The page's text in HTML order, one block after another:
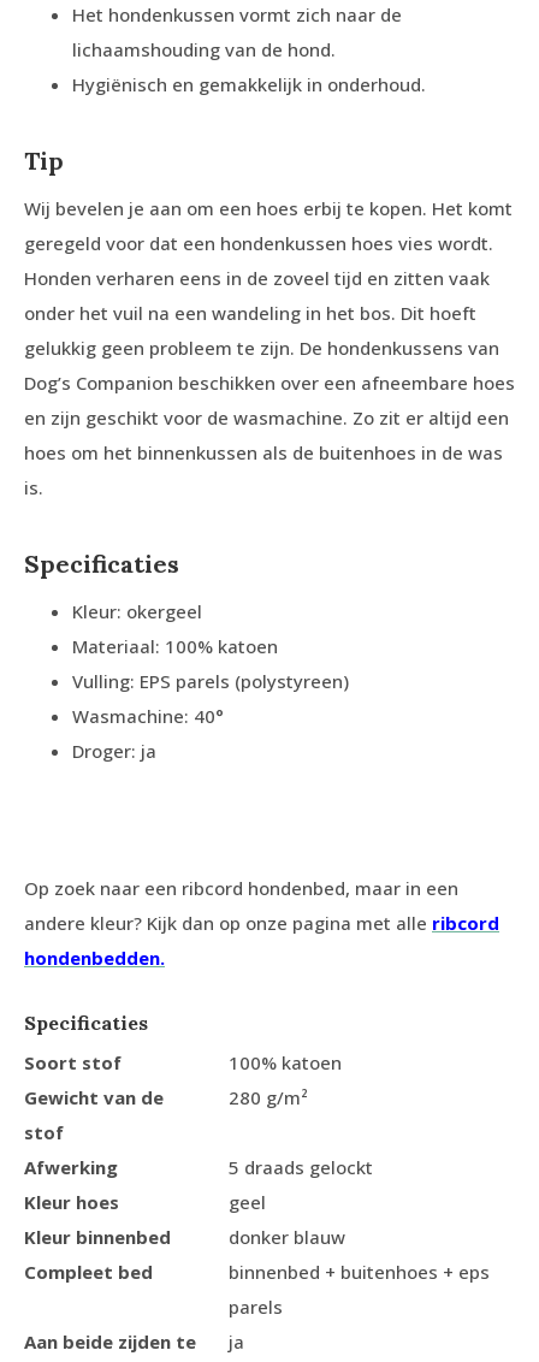
Het hondenkussen vormt zich naar de
lichaamshouding van de hond.
Hygiënisch en gemakkelijk in onderhoud.
Tip
Wij bevelen je aan om een hoes erbij te kopen. Het komt
geregeld voor dat een hondenkussen hoes vies wordt.
Honden verharen eens in de zoveel tijd en zitten vaak
onder het vuil na een wandeling in het bos. Dit hoeft
gelukkig geen probleem te zijn. De hondenkussens van
Dog’s Companion beschikken over een afneembare hoes
en zijn geschikt voor de wasmachine. Zo zit er altijd een
hoes om het binnenkussen als de buitenhoes in de was
is.
Specificaties
Kleur: okergeel
Materiaal: 100% katoen
Vulling: EPS parels (polystyreen)
Wasmachine: 40°
Droger: ja
Op zoek naar een ribcord hondenbed, maar in een
andere kleur? Kijk dan op onze pagina met alle ribcord
hondenbedden.
Specificaties
Soort stof
100% katoen
Gewicht van de
stof
280 g/m²
Afwerking
5 draads gelockt
Kleur hoes
geel
Kleur binnenbed
donker blauw
Compleet bed
binnenbed + buitenhoes + eps
parels
Aan beide zijden te
ja